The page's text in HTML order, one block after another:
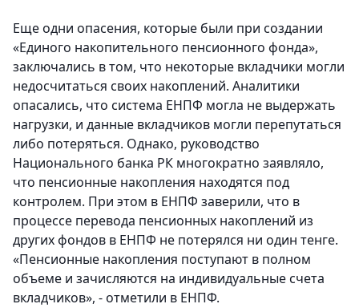
Еще одни опасения, которые были при создании
«Единого накопительного пенсионного фонда»,
заключались в том, что некоторые вкладчики могли
недосчитаться своих накоплений. Аналитики
опасались, что система ЕНПФ могла не выдержать
нагрузки, и данные вкладчиков могли перепутаться
либо потеряться. Однако, руководство
Национального банка РК многократно заявляло,
что пенсионные накопления находятся под
контролем. При этом в ЕНПФ заверили, что в
процессе перевода пенсионных накоплений из
других фондов в ЕНПФ не потерялся ни один тенге.
«Пенсионные накопления поступают в полном
объеме и зачисляются на индивидуальные счета
вкладчиков», - отметили в ЕНПФ.